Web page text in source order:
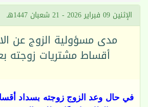
الإثنين 09 فبراير 2026 - 21 شعبان 1447هـ
مدى مسؤولية الزوج عن
أقساط مشتريات زوجته
في حال وعد الزوج زوجته بسداد